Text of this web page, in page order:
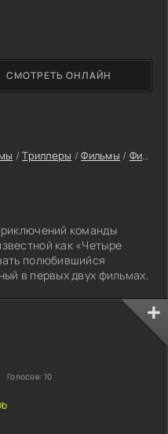
/Триллеры /Фильмы / Фильмы 2025
команды
как «Четыре
полюбившийся
в первых двух фильмах.
СМОТРЕТЬ ОНЛАЙН
Голосов: 10